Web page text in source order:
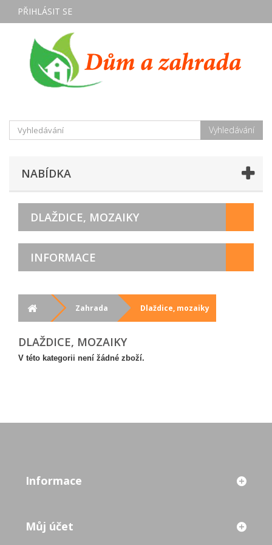
PŘIHLÁSIT SE
Vyhledávání
NABÍDKA
DLAŽDICE, MOZAIKY
INFORMACE
Zahrada Dlaždice, mozaiky
DLAŽDICE, MOZAIKY
V této kategorii není žádné zboží.
Informace
Můj účet